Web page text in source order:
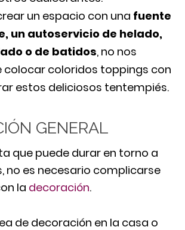
un espacio con una fuente
un autoservicio de helado,
o de batidos, no nos
colocar coloridos toppings con
estos deliciosos tentempiés.
GENERAL
que puede durar en torno a
no es necesario complicarse
la decoración.
de decoración en la casa o